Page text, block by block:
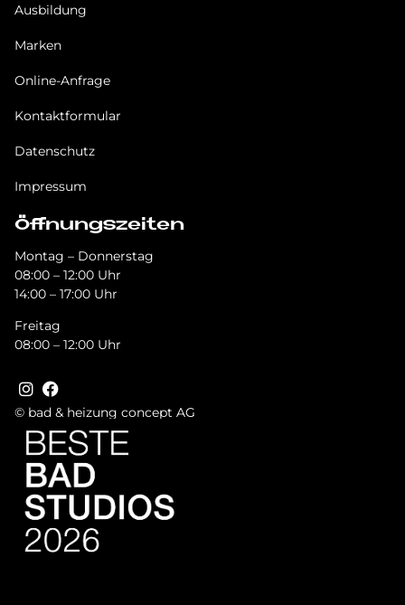
© bad & heizung concept AG
Ausbildung
Marken
Online-Anfrage
Kontaktformular
Datenschutz
Impressum
Öffnungszeiten
Montag – Donnerstag
08:00 – 12:00 Uhr
14:00 – 17:00 Uhr
Freitag
08:00 – 12:00 Uhr